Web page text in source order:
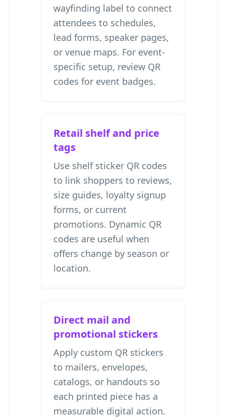
wayfinding label to connect
attendees to schedules,
lead forms, speaker pages,
or venue maps. For event-
specific setup, review QR
codes for event badges.
Retail shelf and price
tags
Use shelf sticker QR codes
to link shoppers to reviews,
size guides, loyalty signup
forms, or current
promotions. Dynamic QR
codes are useful when
offers change by season or
location.
Direct mail and
promotional stickers
Apply custom QR stickers
to mailers, envelopes,
catalogs, or handouts so
each printed piece has a
measurable digital action.